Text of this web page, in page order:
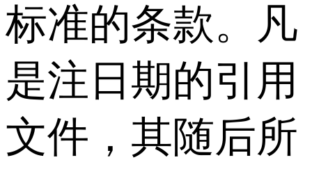
标准的条款。凡
是注日期的引用
文件，其随后所